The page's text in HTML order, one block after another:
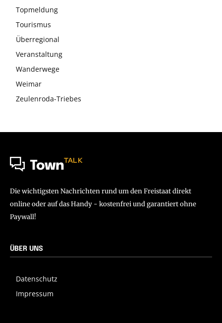
Topmeldung
Tourismus
Überregional
Veranstaltung
Wanderwege
Weimar
Zeulenroda-Triebes
TownTALK
Die wichtigsten Nachrichten rund um den Freistaat direkt
online oder auf das Handy - kostenfrei und garantiert ohne
Paywall!
ÜBER UNS
Datenschutz
Impressum